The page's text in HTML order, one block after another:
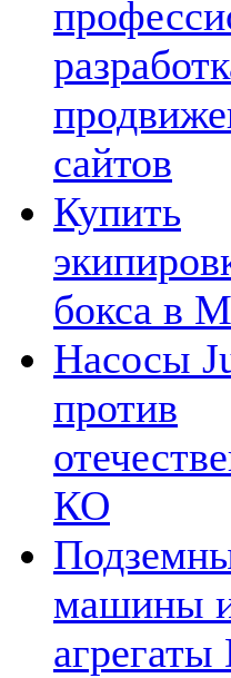
сайтов
Купить
бокса в
Насосы
против
КО
машины
агрегаты